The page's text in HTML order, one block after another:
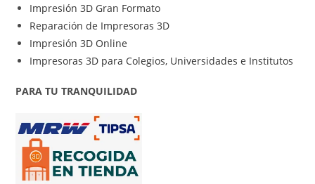
Impresión 3D Gran Formato
Reparación de Impresoras 3D
Impresión 3D Online
Impresoras 3D para Colegios, Universidades e Institutos
PARA TU TRANQUILIDAD